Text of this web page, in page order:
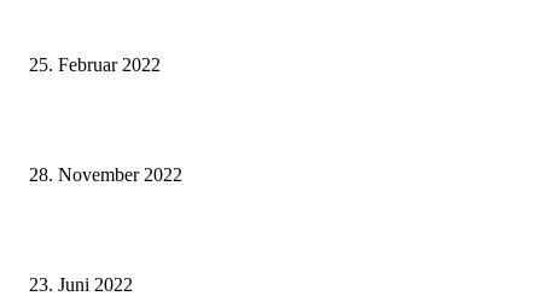
25. Februar 2022
28. November 2022
23. Juni 2022